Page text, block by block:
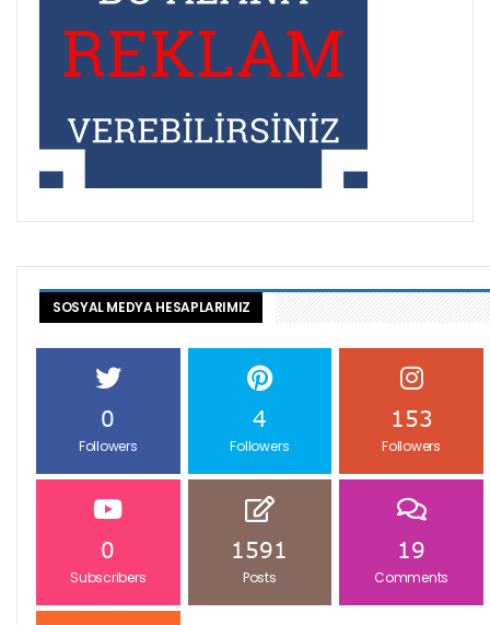
SOSYAL MEDYA HESAPLARIMIZ
0
Followers
4
Followers
153
Followers
0
Subscribers
1591
Posts
19
Comments